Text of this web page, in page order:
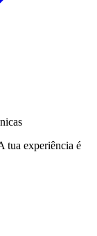
tua experiência é